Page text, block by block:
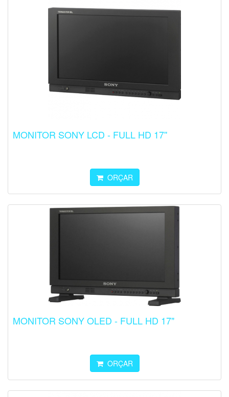
MONITOR SONY LCD - FULL HD 17''
ORÇAR
MONITOR SONY OLED - FULL HD 17"
ORÇAR